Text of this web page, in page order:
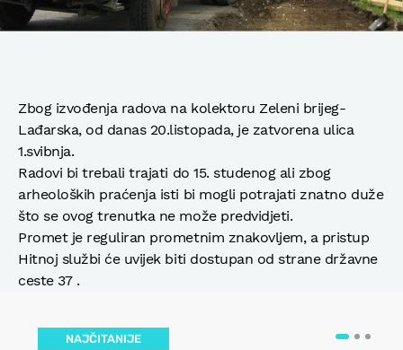
Zbog izvođenja radova na kolektoru Zeleni brijeg-
Lađarska, od danas 20.listopada, je zatvorena ulica
1.svibnja.
Radovi bi trebali trajati do 15. studenog ali zbog
arheoloških praćenja isti bi mogli potrajati znatno duže
što se ovog trenutka ne može predvidjeti.
Promet je reguliran prometnim znakovljem, a pristup
Hitnoj službi će uvijek biti dostupan od strane državne
ceste 37 .
NAJČITANIJE